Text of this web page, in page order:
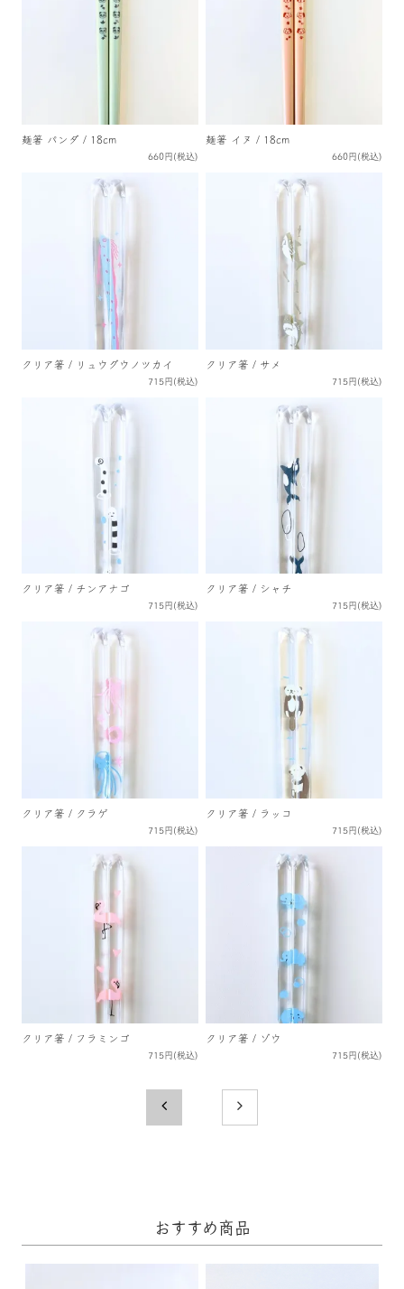
麺箸 パンダ / 18cm
660円(税込)
麺箸 イヌ / 18cm
660円(税込)
クリア箸 / リュウグウノツカイ
715円(税込)
クリア箸 / サメ
715円(税込)
クリア箸 / チンアナゴ
715円(税込)
クリア箸 / シャチ
715円(税込)
クリア箸 / クラゲ
715円(税込)
クリア箸 / ラッコ
715円(税込)
クリア箸 / フラミンゴ
715円(税込)
クリア箸 / ゾウ
715円(税込)
おすすめ商品